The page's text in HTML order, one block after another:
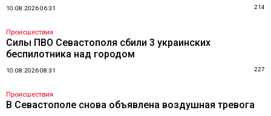
10.08.2026 06:31 214
Происшествия
Силы ПВО Севастополя сбили 3 украинских
беспилотника над городом
10.08.2026 08:31 227
Происшествия
В Севастополе снова объявлена воздушная тревога